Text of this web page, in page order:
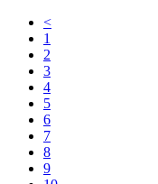
<
1
2
3
4
5
6
7
8
9